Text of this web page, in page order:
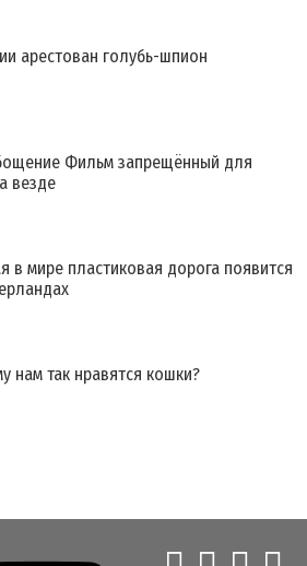
арестован голубь-шпион
Фильм запрещённый для
везде
в мире пластиковая дорога появится
нам так нравятся кошки?